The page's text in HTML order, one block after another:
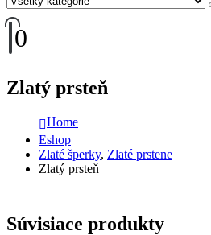
0
Zlatý prsteň
Home
Eshop
Zlaté šperky, Zlaté prstene
Zlatý prsteň
Súvisiace produkty